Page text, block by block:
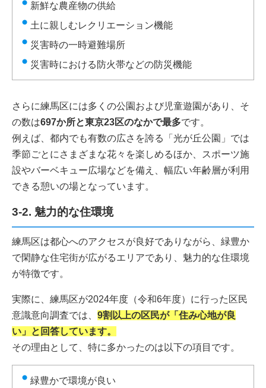
新鮮な農産物の供給
土に親しむレクリエーション機能
災害時の一時避難場所
災害時における防火帯などの防災機能
さらに練馬区には多くの公園および児童遊園があり、そ
の数は697か所と東京23区のなかで最多です。
例えば、都内でも有数の広さを誇る「光が丘公園」では
季節ごとにさまざまな花々を楽しめるほか、スポーツ施
設やバーベキュー広場などを備え、幅広い年齢層が利用
できる憩いの場となっています。
3-2. 魅力的な住環境
練馬区は都心へのアクセスが良好でありながら、緑豊か
で閑静な住宅街が広がるエリアであり、魅力的な住環境
が特徴です。
実際に、練馬区が2024年度（令和6年度）に行った区民
意識意向調査では、 9割以上の区民が「住み心地が良
い」と回答しています。
その理由として、特に多かったのは以下の項目です。
緑豊かで環境が良い